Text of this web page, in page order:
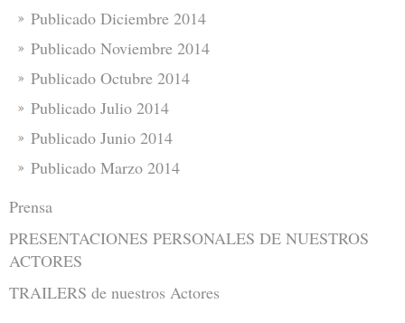
Publicado Diciembre 2014
Publicado Noviembre 2014
Publicado Octubre 2014
Publicado Julio 2014
Publicado Junio 2014
Publicado Marzo 2014
Prensa
PRESENTACIONES PERSONALES DE NUESTROS
ACTORES
TRAILERS de nuestros Actores